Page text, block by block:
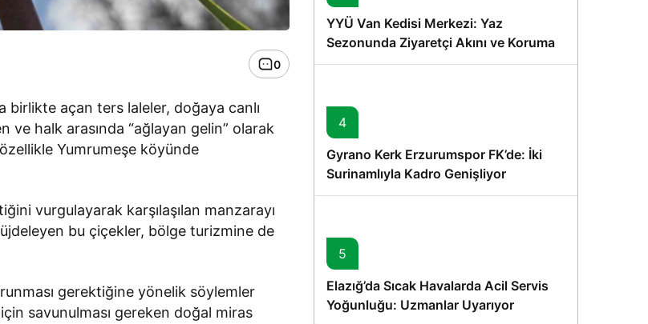
0
birlikte açan ters laleler, doğaya canlı
ve halk arasında “ağlayan gelin” olarak
Yumrumeşe köyünde
vurgulayarak karşılaşılan manzarayı
bu çiçekler, bölge turizmine de
gerektiğine yönelik söylemler
savunulması gereken doğal miras
YYÜ Van Kedisi Merkezi: Yaz
Sezonunda Ziyaretçi Akını ve Koruma
Vurgusu
4
Gyrano Kerk Erzurumspor FK’de: İki
Surinamlıyla Kadro Genişliyor
5
Elazığ’da Sıcak Havalarda Acil Servis
Yoğunluğu: Uzmanlar Uyarıyor